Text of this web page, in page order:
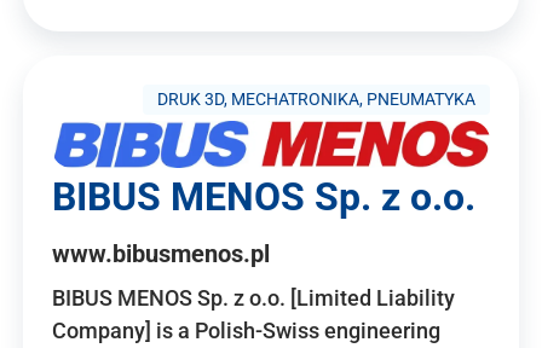
DRUK 3D, MECHATRONIKA, PNEUMATYKA
BIBUS MENOS Sp. z o.o.
www.bibusmenos.pl
BIBUS MENOS Sp. z o.o. [Limited Liability
Company] is a Polish-Swiss engineering